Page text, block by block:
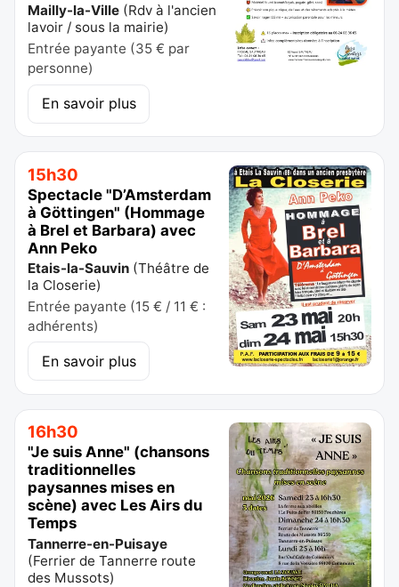
Mailly-la-Ville (Rdv à l'ancien
lavoir / sous la mairie)
Entrée payante (35 € par
personne)
En savoir plus
15h30
Spectacle "D’Amsterdam
à Göttingen" (Hommage
à Brel et Barbara) avec
Ann Peko
Etais-la-Sauvin (Théâtre de
la Closerie)
Entrée payante (15 € / 11 € :
adhérents)
En savoir plus
16h30
"Je suis Anne" (chansons
traditionnelles
paysannes mises en
scène) avec Les Airs du
Temps
Tannerre-en-Puisaye
(Ferrier de Tannerre route
des Mussots)